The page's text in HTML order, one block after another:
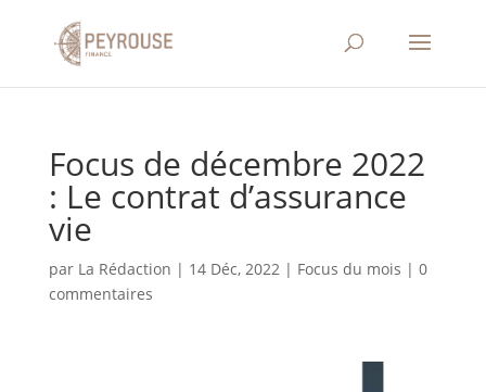
Focus de décembre 2022
: Le contrat d’assurance
vie
par La Rédaction | 14 Déc, 2022| Focus du mois | 0
commentaires